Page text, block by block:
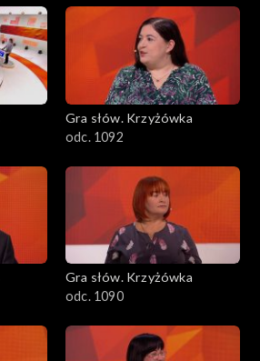
Gra słów. Krzyżówka
odc. 1092
Gra słów. Krzyżówka
odc. 1090